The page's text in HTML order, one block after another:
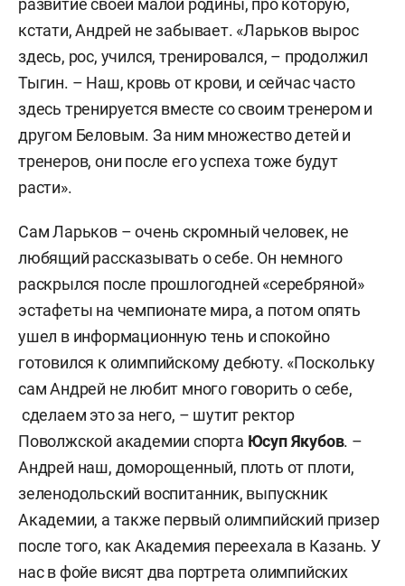
развитие своей малой родины, про которую,
кстати, Андрей не забывает. «Ларьков вырос
здесь, рос, учился, тренировался, – продолжил
Тыгин. – Наш, кровь от крови, и сейчас часто
здесь тренируется вместе со своим тренером и
другом Беловым. За ним множество детей и
тренеров, они после его успеха тоже будут
расти».
Сам Ларьков – очень скромный человек, не
любящий рассказывать о себе. Он немного
раскрылся после прошлогодней «серебряной»
эстафеты на чемпионате мира, а потом опять
ушел в информационную тень и спокойно
готовился к олимпийскому дебюту. «Поскольку
сам Андрей не любит много говорить о себе,
сделаем это за него, – шутит ректор
Поволжской академии спорта Юсуп Якубов. –
Андрей наш, доморощенный, плоть от плоти,
зеленодольский воспитанник, выпускник
Академии, а также первый олимпийский призер
после того, как Академия переехала в Казань. У
нас в фойе висят два портрета олимпийских